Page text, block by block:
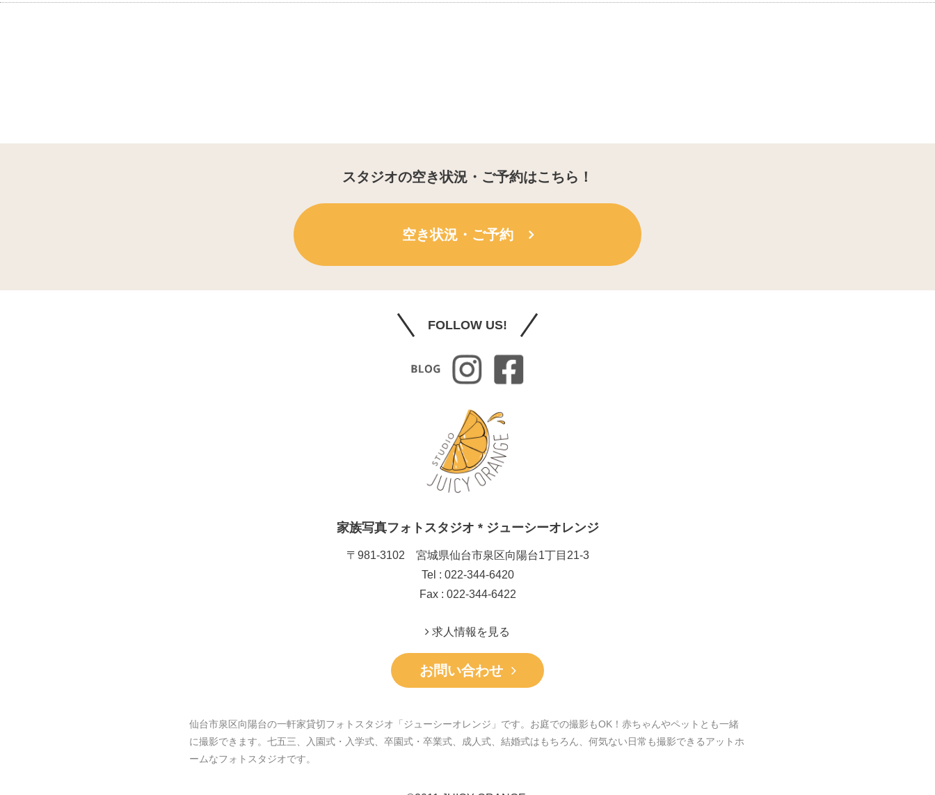
スタジオの空き状況・ご予約はこちら！
空き状況・ご予約
FOLLOW US!
家族写真フォトスタジオ * ジューシーオレンジ
〒981-3102 宮城県仙台市泉区向陽台1丁目21-3
Tel : 022-344-6420
Fax : 022-344-6422
求人情報を見る
お問い合わせ
仙台市泉区向陽台の一軒家貸切フォトスタジオ「ジューシーオレンジ」です。お庭での撮影もOK！赤ちゃんやペットとも一緒
に撮影できます。七五三、入園式・入学式、卒園式・卒業式、成人式、結婚式はもちろん、何気ない日常も撮影できるアットホ
ームなフォトスタジオです。